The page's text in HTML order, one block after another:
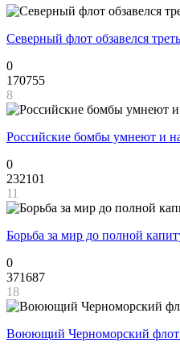
Северный флот обзавелся
0
170755
8
Российские бомбы умнеют и
0
232101
11
Борьба за мир до полной
0
371687
18
Воюющий Черноморский флот